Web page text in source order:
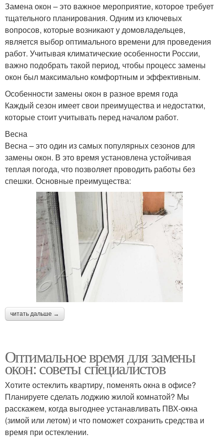
Замена окон – это важное мероприятие, которое требует
тщательного планирования. Одним из ключевых
вопросов, которые возникают у домовладельцев,
является выбор оптимального времени для проведения
работ. Учитывая климатические особенности России,
важно подобрать такой период, чтобы процесс замены
окон был максимально комфортным и эффективным.
Особенности замены окон в разное время года
Каждый сезон имеет свои преимущества и недостатки,
которые стоит учитывать перед началом работ.
Весна
Весна – это один из самых популярных сезонов для
замены окон. В это время установлена устойчивая
теплая погода, что позволяет проводить работы без
спешки. Основные преимущества:
читать дальше →
Оптимальное время для замены
окон: советы специалистов
Хотите остеклить квартиру, поменять окна в офисе?
Планируете сделать лоджию жилой комнатой? Мы
расскажем, когда выгоднее устанавливать ПВХ-окна
(зимой или летом) и что поможет сохранить средства и
время при остеклении.